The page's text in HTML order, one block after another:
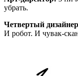
убрать.
Четвертый
И робот. И чувак-